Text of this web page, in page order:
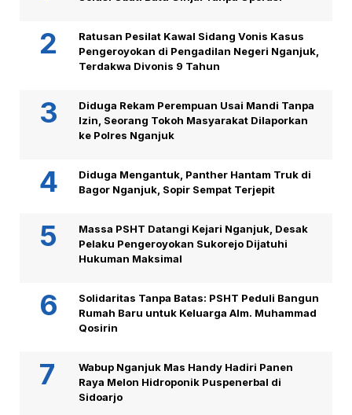
Ratusan Pesilat Kawal Sidang Vonis Kasus
Pengeroyokan di Pengadilan Negeri Nganjuk,
Terdakwa Divonis 9 Tahun
Diduga Rekam Perempuan Usai Mandi Tanpa
Izin, Seorang Tokoh Masyarakat Dilaporkan
ke Polres Nganjuk
Diduga Mengantuk, Panther Hantam Truk di
Bagor Nganjuk, Sopir Sempat Terjepit
Massa PSHT Datangi Kejari Nganjuk, Desak
Pelaku Pengeroyokan Sukorejo Dijatuhi
Hukuman Maksimal
Solidaritas Tanpa Batas: PSHT Peduli Bangun
Rumah Baru untuk Keluarga Alm. Muhammad
Qosirin
Wabup Nganjuk Mas Handy Hadiri Panen
Raya Melon Hidroponik Puspenerbal di
Sidoarjo